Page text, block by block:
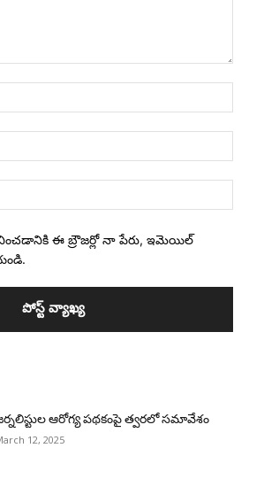
ఈ బ్రౌజర్లో నా పేరు, ఇమెయిల్
ఆరోగ్య పథకంపై త్వరలో సమావేశం
12, 2025